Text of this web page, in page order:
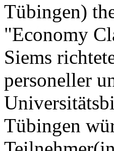
Tübingen)
"Economy
Siems
personeller
Tübingen